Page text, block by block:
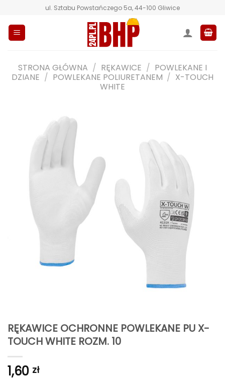
zawartości
ul. Sztabu Powstańczego 5a, 44-100 Gliwice
STRONA GŁÓWNA / RĘKAWICE / POWLEKANE I
DZIANE / POWLEKANE POLIURETANEM / X-TOUCH
WHITE
RĘKAWICE OCHRONNE POWLEKANE PU X-
TOUCH WHITE ROZM. 10
1,60 zł